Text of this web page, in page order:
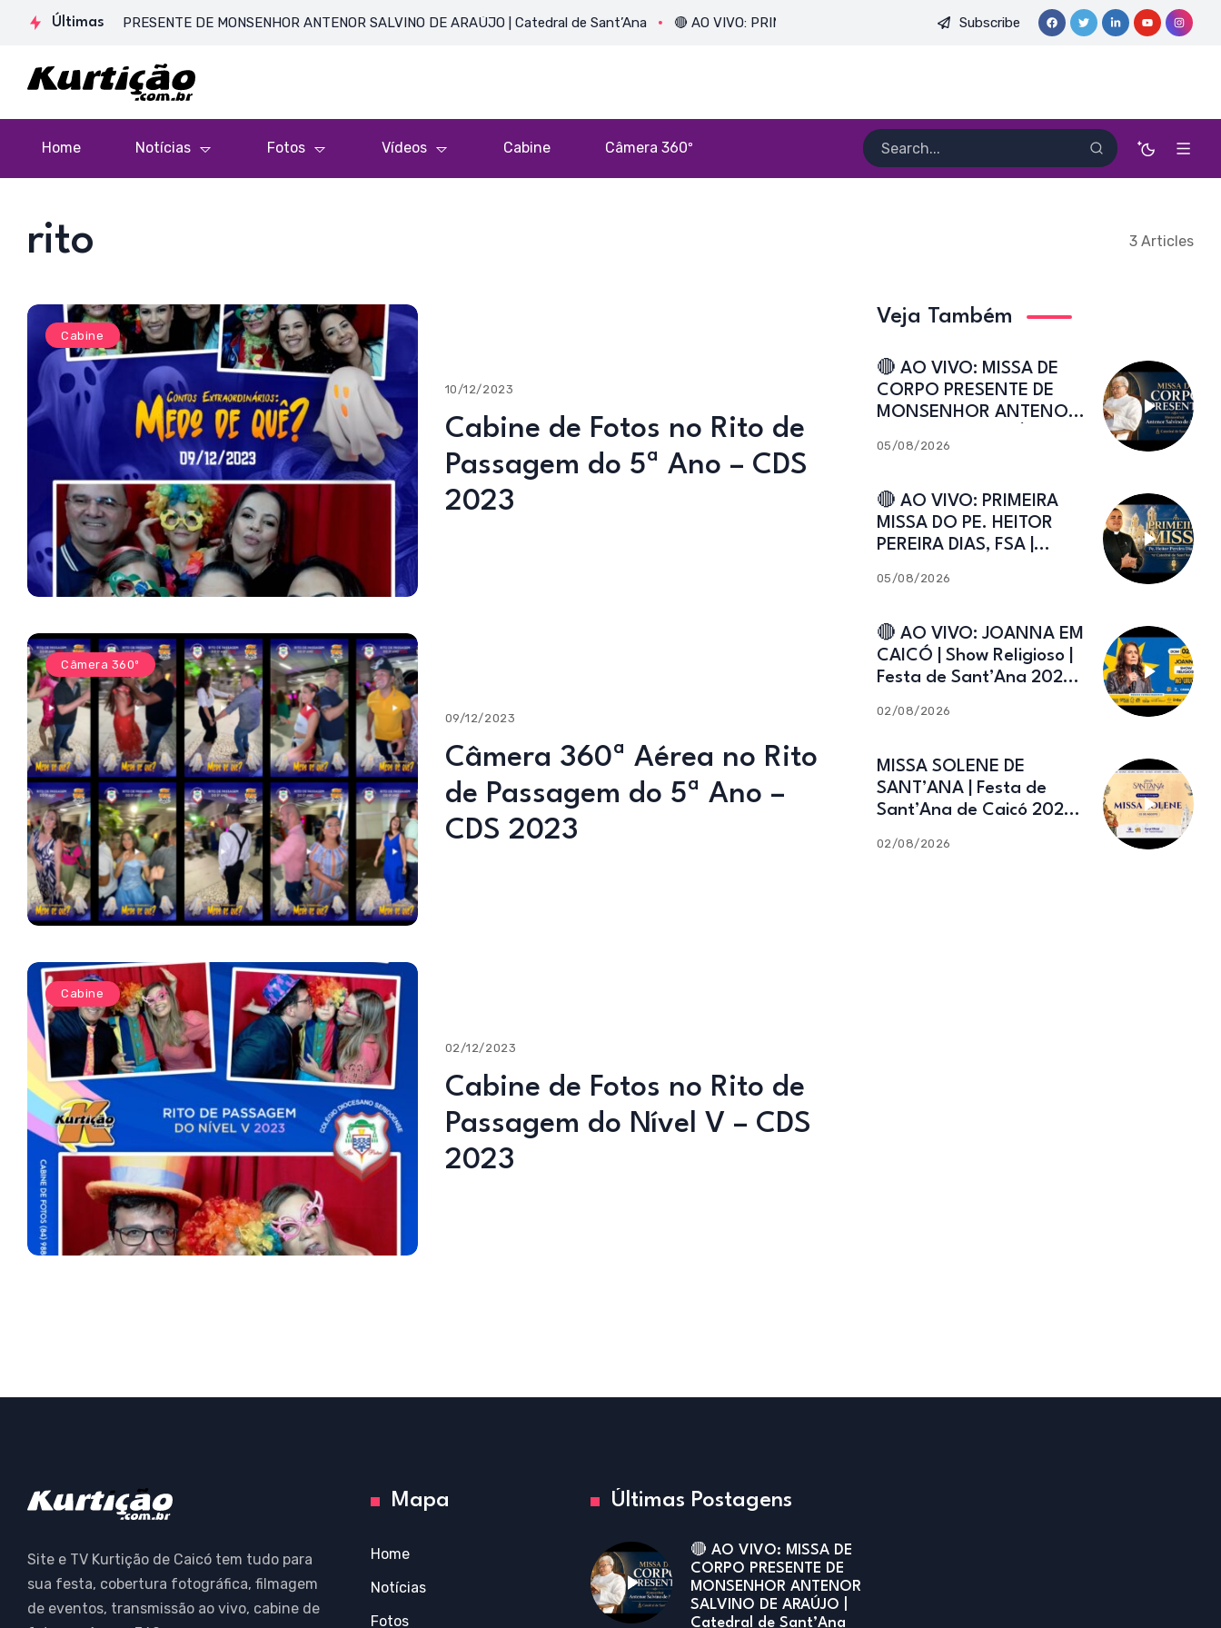
Últimas
DE CORPO PRESENTE DE MONSENHOR ANTENOR SALVINO DE ARAÚJO | Catedral de Sant’Ana 🔴 AO VIVO: PRIMEIRA MISSA DO PE. HEITOR PEREIRA DIAS, FSA | Catedral de Sant’Ana |
Subscribe
Home Notícias Fotos Vídeos Cabine Câmera 360º
rito 3 Articles
Cabine
10/12/2023
Cabine de Fotos no Rito de
Passagem do 5ª Ano – CDS
2023
Câmera 360º
09/12/2023
Câmera 360ª Aérea no Rito
de Passagem do 5ª Ano –
CDS 2023
Cabine
02/12/2023
Cabine de Fotos no Rito de
Passagem do Nível V – CDS
2023
Veja Também
🔴 AO VIVO: MISSA DE
CORPO PRESENTE DE
MONSENHOR ANTENOR
Catedral de Sant’Ana
05/08/2026
🔴 AO VIVO: PRIMEIRA
MISSA DO PE. HEITOR
PEREIRA DIAS, FSA |
Caicó-RN
05/08/2026
🔴 AO VIVO: JOANNA EM
CAICÓ | Show Religioso |
Festa de Sant’Ana 2026 |
02/08/2026
MISSA SOLENE DE
SANT’ANA | Festa de
Sant’Ana de Caicó 2026 |
02/08/2026
Site e TV Kurtição de Caicó tem tudo para
sua festa, cobertura fotográfica, filmagem
de eventos, transmissão ao vivo, cabine de
Mapa
Home
Notícias
Fotos
Últimas Postagens
🔴 AO VIVO: MISSA DE
CORPO PRESENTE DE
MONSENHOR ANTENOR
SALVINO DE ARAÚJO |
Catedral de Sant’Ana